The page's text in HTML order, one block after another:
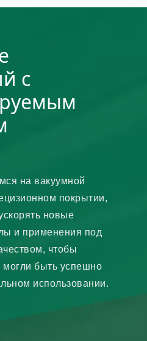
с
на вакуумной
покрытии,
новые
и применения под
чтобы
быть успешно
использовании.